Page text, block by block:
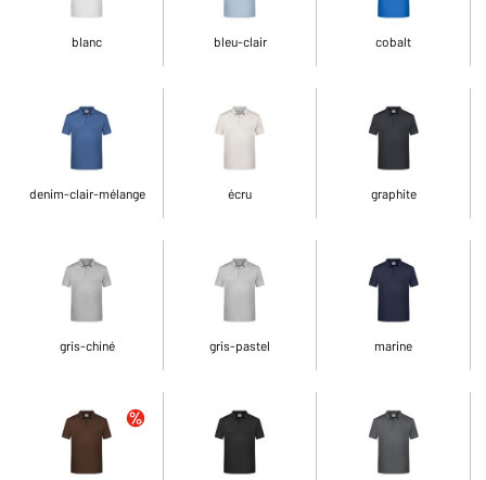
blanc bleu-clair cobalt
denim-clair-mélange écru graphite
gris-chiné gris-pastel marine